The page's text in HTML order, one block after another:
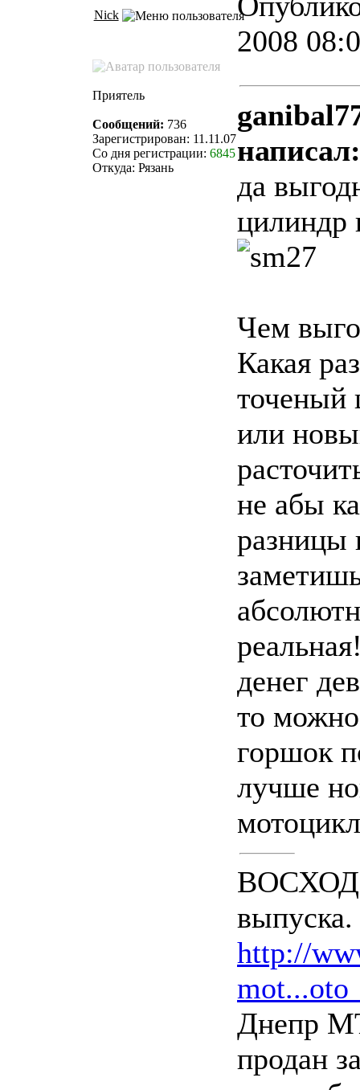
Nick
2008
Приятель
Сообщений: 736
Зарегистрирован: 11.11.07
Со дня регистрации: 6845
Откуда: Рязань
написал:
да
цилиндр
Чем
Какая
точеный
или
не абы
разницы
денег
то
горшок
лучше
ВОСХОД
выпуска.
http://
Днепр
продан